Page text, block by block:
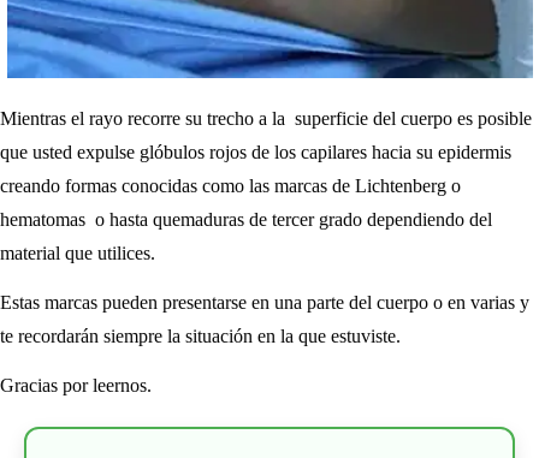
Mientras el rayo recorre su trecho a la superficie del cuerpo es posible
que usted expulse glóbulos rojos de los capilares hacia su epidermis
creando formas conocidas como las marcas de Lichtenberg o
hematomas o hasta quemaduras de tercer grado dependiendo del
material que utilices.
Estas marcas pueden presentarse en una parte del cuerpo o en varias y
te recordarán siempre la situación en la que estuviste.
Gracias por leernos.